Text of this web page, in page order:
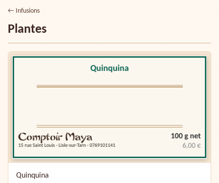
← Infusions
Plantes
Quinquina